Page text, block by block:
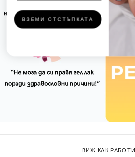
ВИЖ КАК РАБОТИ
ВЗЕМИ ОТСТЪПКАТА